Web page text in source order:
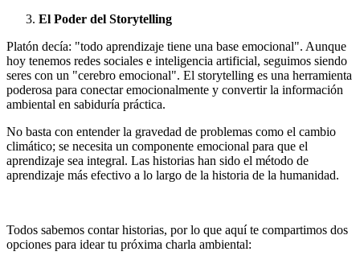
El Poder del Storytelling
Platón decía: "todo aprendizaje tiene una base emocional". Aunque
hoy tenemos redes sociales e inteligencia artificial, seguimos siendo
seres con un "cerebro emocional". El storytelling es una herramienta
poderosa para conectar emocionalmente y convertir la información
ambiental en sabiduría práctica.
No basta con entender la gravedad de problemas como el cambio
climático; se necesita un componente emocional para que el
aprendizaje sea integral. Las historias han sido el método de
aprendizaje más efectivo a lo largo de la historia de la humanidad.
Todos sabemos contar historias, por lo que aquí te compartimos dos
opciones para idear tu próxima charla ambiental: